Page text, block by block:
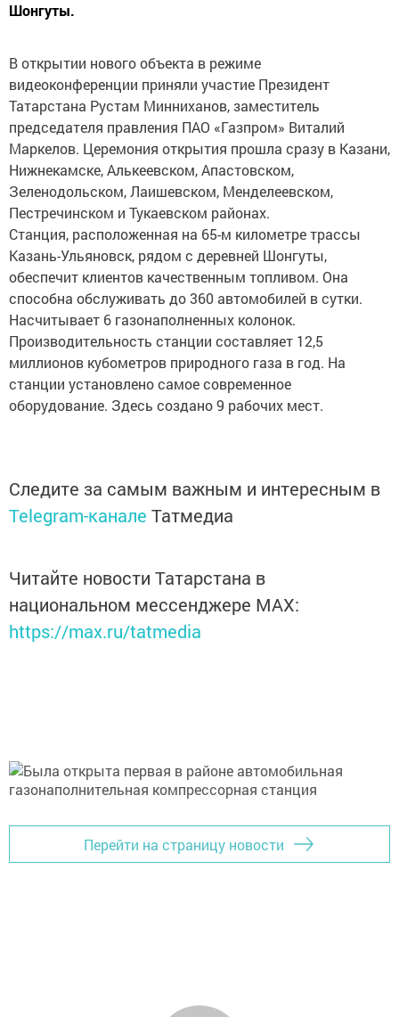
Шонгуты.
В открытии нового объекта в режиме
видеоконференции приняли участие Президент
Татарстана Рустам Минниханов, заместитель
председателя правления ПАО «Газпром» Виталий
Маркелов. Церемония открытия прошла сразу в Казани,
Нижнекамске, Алькеевском, Апастовском,
Зеленодольском, Лаишевском, Менделеевском,
Пестречинском и Тукаевском районах.
Станция, расположенная на 65-м километре трассы
Казань-Ульяновск, рядом с деревней Шонгуты,
обеспечит клиентов качественным топливом. Она
способна обслуживать до 360 автомобилей в сутки.
Насчитывает 6 газонаполненных колонок.
Производительность станции составляет 12,5
миллионов кубометров природного газа в год. На
станции установлено самое современное
оборудование. Здесь создано 9 рабочих мест.
Следите за самым важным и интересным в
Telegram-канале Татмедиа
Читайте новости Татарстана в
национальном мессенджере MАХ:
https://max.ru/tatmedia
Перейти на страницу новости